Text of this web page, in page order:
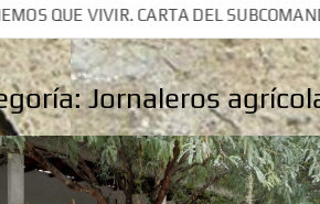
INSURGENTE MOISÉS
INSURGENTE
Jornaleros